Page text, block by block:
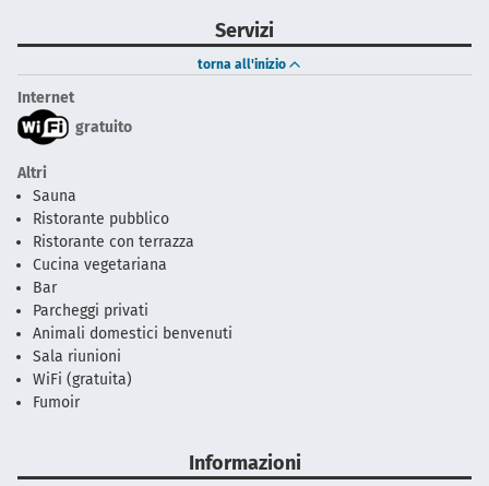
Servizi
torna all'inizio
Internet
gratuito
Altri
Sauna
Ristorante pubblico
Ristorante con terrazza
Cucina vegetariana
Bar
Parcheggi privati
Animali domestici benvenuti
Sala riunioni
WiFi (gratuita)
Fumoir
Informazioni